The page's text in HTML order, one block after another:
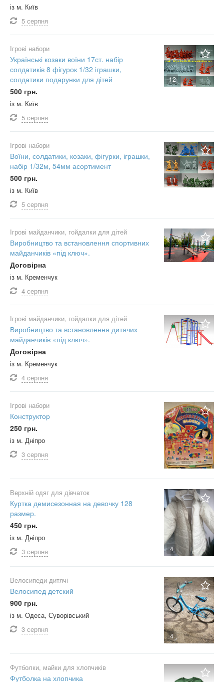
із м. Київ
5 серпня
12
Ігрові набори
Українські козаки воїни 17ст. набір
солдатиків 8 фігурок 1/32 іграшки,
солдатики подарунки для дітей
500 грн.
із м. Київ
5 серпня
11
Ігрові набори
Воїни, солдатики, козаки, фігурки, іграшки,
набір 1/32м, 54мм асортимент
500 грн.
із м. Київ
5 серпня
Ігрові майданчики, гойдалки для дітей
Виробництво та встановлення спортивних
майданчиків «під ключ».
Договірна
із м. Кременчук
4 серпня
Ігрові майданчики, гойдалки для дітей
Виробництво та встановлення дитячих
майданчиків «під ключ».
Договірна
із м. Кременчук
4 серпня
Ігрові набори
Конструктор
250 грн.
із м. Дніпро
3 серпня
4
Верхній одяг для дівчаток
Куртка демисезонная на девочку 128
размер.
450 грн.
із м. Дніпро
3 серпня
4
Велосипеди дитячі
Велосипед детский
900 грн.
із м. Одеса, Суворівський
3 серпня
Футболки, майки для хлопчиків
Футболка на хлопчика